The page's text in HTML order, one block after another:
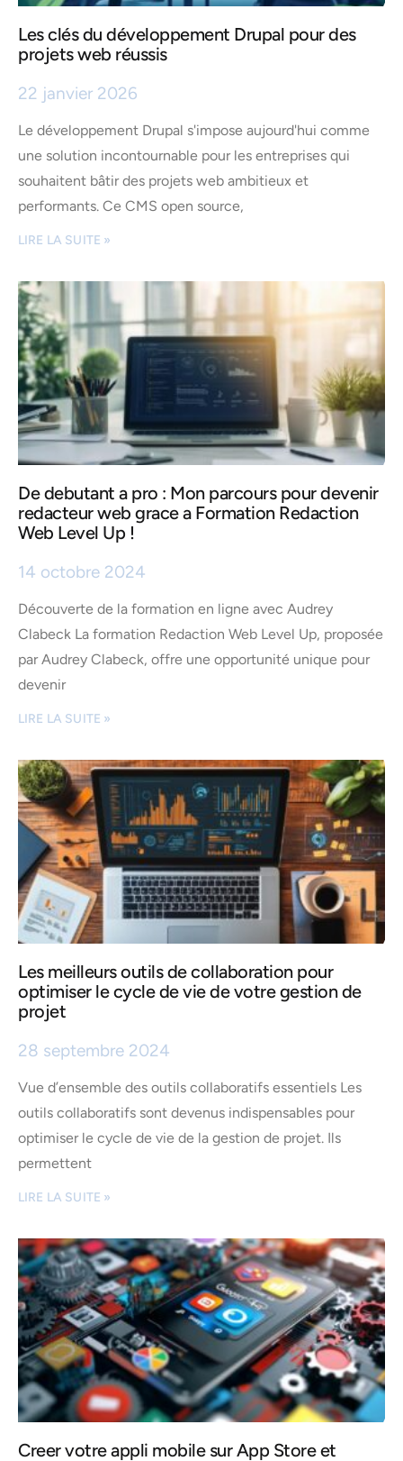
Les clés du développement Drupal pour des
projets web réussis
22 janvier 2026
Le développement Drupal s'impose aujourd'hui comme
une solution incontournable pour les entreprises qui
souhaitent bâtir des projets web ambitieux et
performants. Ce CMS open source,
LIRE LA SUITE »
De debutant a pro : Mon parcours pour devenir
redacteur web grace a Formation Redaction
Web Level Up !
14 octobre 2024
Découverte de la formation en ligne avec Audrey
Clabeck La formation Redaction Web Level Up, proposée
par Audrey Clabeck, offre une opportunité unique pour
devenir
LIRE LA SUITE »
Les meilleurs outils de collaboration pour
optimiser le cycle de vie de votre gestion de
projet
28 septembre 2024
Vue d’ensemble des outils collaboratifs essentiels Les
outils collaboratifs sont devenus indispensables pour
optimiser le cycle de vie de la gestion de projet. Ils
permettent
LIRE LA SUITE »
Creer votre appli mobile sur App Store et